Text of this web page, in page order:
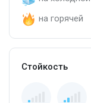
на горячей
Стойкость